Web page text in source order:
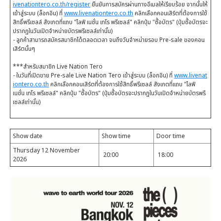
ivenationtero.co.th/register ยืนยันการสมัครผ่านทางอีเมลให้เรียบร้อย จากนั้นให้
เข้าสู่ระบบ (ล็อกอิน) ที่ www.livenationtero.co.th คลิกเลือกคอนเสิร์ตที่ต้องการใช้
สิทธิ์พรีเซลล์ สังเกตที่แถบ "ไลฟ์ เนชั่น เทโร พรีเซลล์" คลิกปุ่ม "ซื้อบัตร" (ปุ่มซื้อบัตรจะ
ปรากฏในวันเปิดจำหน่ายบัตรพรีเซลล์เท่านั้น)
- ลูกค้าสามารถสมัครสมาชิกได้ตลอดเวลา จนถึงวันจำหน่ายรอบ Pre-sale ของคอน
เสิร์ตนั้นๆ
***สำหรับสมาชิก Live Nation Tero
- ในวันที่เปิดขาย Pre-sale Live Nation Tero เข้าสู่ระบบ (ล็อกอิน) ที่ www.livenat
iontero.co.th คลิกเลือกคอนเสิร์ตที่ต้องการใช้สิทธิ์พรีเซลล์ สังเกตที่แถบ "ไลฟ์
เนชั่น เทโร พรีเซลล์" คลิกปุ่ม "ซื้อบัตร" (ปุ่มซื้อบัตรจะปรากฏในวันเปิดจำหน่ายบัตรพรี
เซลล์เท่านั้น)
Show date Show time
Door time
Thursday 12 November
2026
20:00 18:00